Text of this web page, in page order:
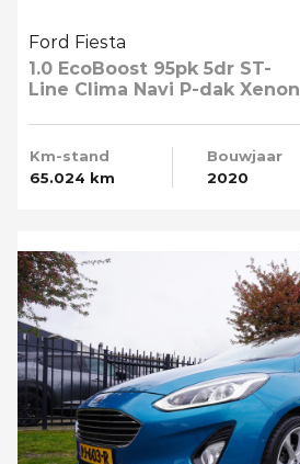
Ford Fiesta
1.0 EcoBoost 95pk 5dr ST-
Line Clima Navi P-dak Xenon
Km-stand
65.024 km
Bouwjaar
2020